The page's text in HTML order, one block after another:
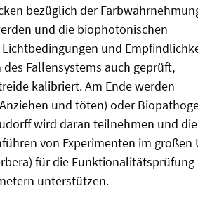
bezüglich der
und die biophotonischen
und
Fallensystems auch geprüft,
kalibriert. Am Ende werden
und töten) oder
wird daran teilnehmen und die
von Experimenten im großen
für die
unterstützen.